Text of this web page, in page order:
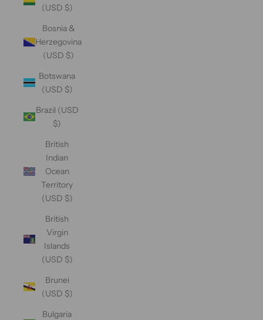
(USD $)
Bosnia &
Herzegovina
(USD $)
Botswana
(USD $)
Brazil (USD
$)
British
Indian
Ocean
Territory
(USD $)
British
Virgin
Islands
(USD $)
Brunei
(USD $)
Bulgaria